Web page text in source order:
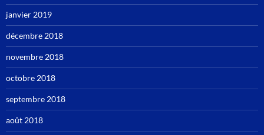
janvier 2019
décembre 2018
novembre 2018
octobre 2018
septembre 2018
août 2018